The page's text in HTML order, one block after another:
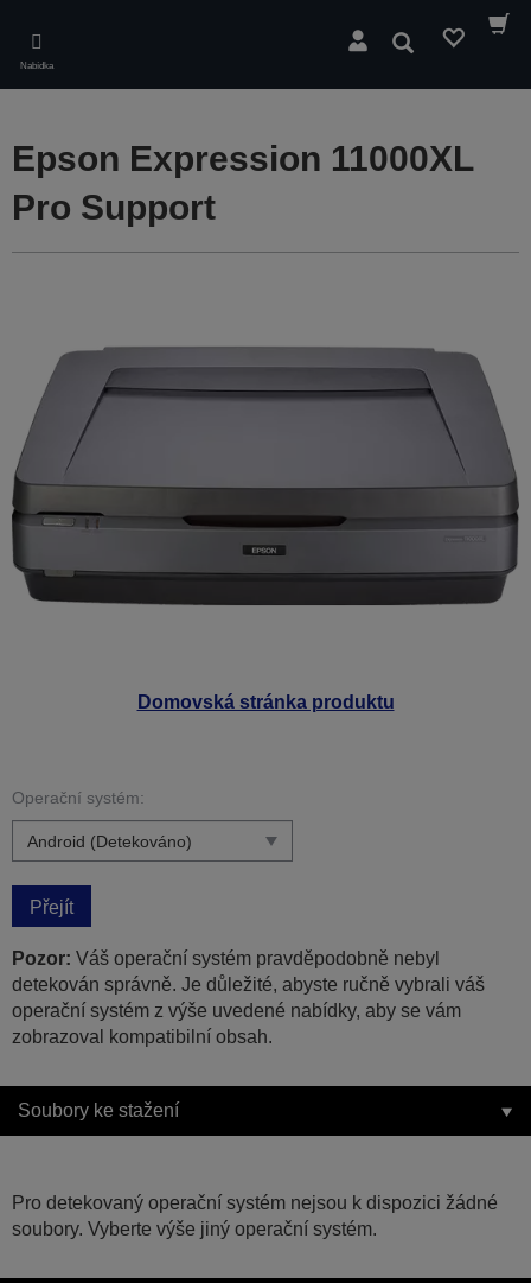
main
content
Nabídka
Hledat
Domovská stránka produktu
Epson Expression 11000XL
Pro Support
Operační systém:
Přejít
Pozor: Váš operační systém pravděpodobně nebyl
detekován správně. Je důležité, abyste ručně vybrali váš
operační systém z výše uvedené nabídky, aby se vám
zobrazoval kompatibilní obsah.
Soubory ke stažení
Pro detekovaný operační systém nejsou k dispozici žádné
soubory. Vyberte výše jiný operační systém.